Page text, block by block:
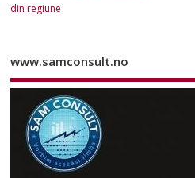
din regiune
www.samconsult.no